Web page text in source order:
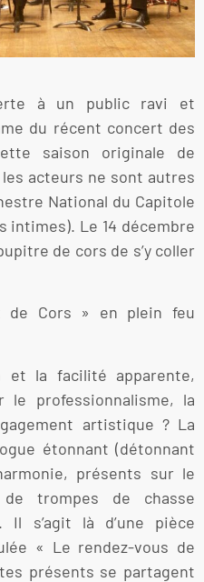
à un public ravi et
du récent concert des
saison originale de
acteurs ne sont autres
National du Capitole
intimes). Le 14 décembre
de cors de s’y coller
de Cors » en plein feu
et la facilité apparente,
le professionnalisme, la
artistique ? La
étonnant (détonnant
présents sur le
trompes de chasse
Il s’agit là d’une pièce
« Le rendez-vous de
présents se partagent